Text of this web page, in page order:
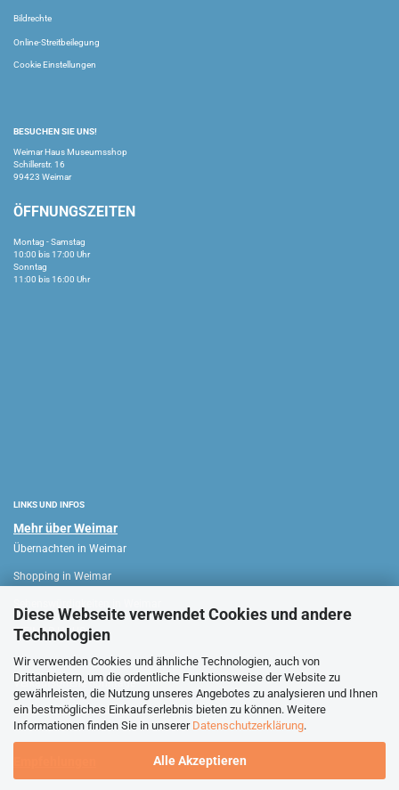
Diese Webseite verwendet Cookies und andere
Technologien
Wir verwenden Cookies und ähnliche Technologien, auch von
Drittanbietern, um die ordentliche Funktionsweise der Website zu
gewährleisten, die Nutzung unseres Angebotes zu analysieren und Ihnen
ein bestmögliches Einkaufserlebnis bieten zu können. Weitere
Informationen finden Sie in unserer Datenschutzerklärung.
Alle Akzeptieren
Bildrechte
Online-Streitbeilegung
Cookie Einstellungen
BESUCHEN SIE UNS!
Weimar Haus Museumsshop
Schillerstr. 16
99423 Weimar
ÖFFNUNGSZEITEN
Montag - Samstag
10:00 bis 17:00 Uhr
Sonntag
11:00 bis 16:00 Uhr
LINKS UND INFOS
Mehr über Weimar
Übernachten in Weimar
Shopping in Weimar
WEIMAR HAUS
Verkaufsoffene Sonntage
Stadtführungen Weimar